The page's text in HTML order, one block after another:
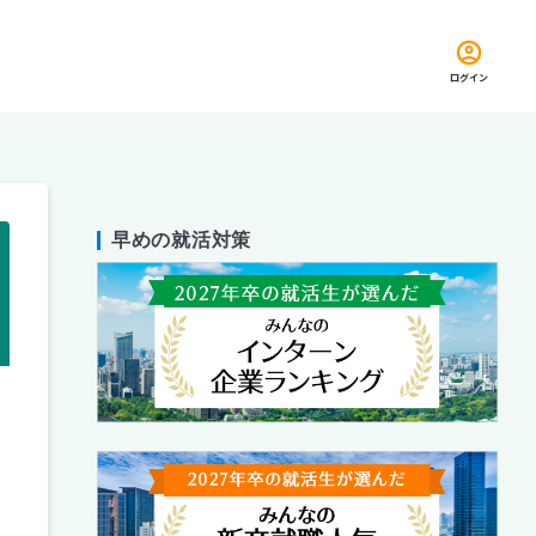
ログイン
早めの就活対策